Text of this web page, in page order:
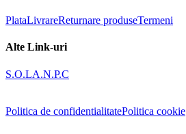
PlataLivrareReturnare produseTermeni
Alte Link-uri
S.O.LA.N.P.C
Politica de confidentialitatePolitica cookie